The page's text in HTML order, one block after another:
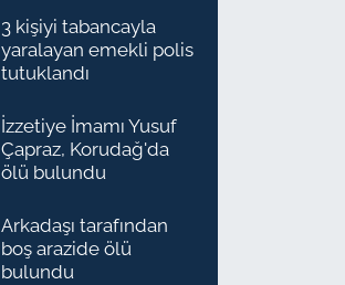
3 kişiyi tabancayla
yaralayan emekli polis
tutuklandı
İzzetiye İmamı Yusuf
Çapraz, Korudağ'da
ölü bulundu
Arkadaşı tarafından
boş arazide ölü
bulundu